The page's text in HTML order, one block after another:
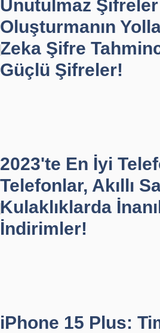
Unutulmaz Şifreler
Oluşturmanın
Zeka Şifre
Güçlü Şifreler!
2023'te En İyi
Telefonlar, Akıllı
Kulaklıklarda
İndirimler!
iPhone 15 Plus: